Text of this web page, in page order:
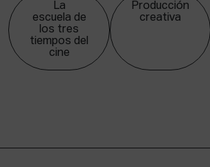
La
escuela de
los tres
tiempos del
cine
Producción
creativa